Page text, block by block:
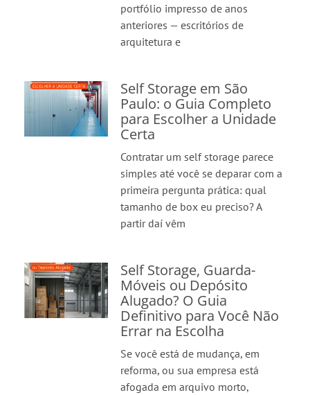
portfólio impresso de anos
anteriores — escritórios de
arquitetura e
Self Storage em São
Paulo: o Guia Completo
para Escolher a Unidade
Certa
Contratar um self storage parece
simples até você se deparar com a
primeira pergunta prática: qual
tamanho de box eu preciso? A
partir daí vêm
Self Storage, Guarda-
Móveis ou Depósito
Alugado? O Guia
Definitivo para Você Não
Errar na Escolha
Se você está de mudança, em
reforma, ou sua empresa está
afogada em arquivo morto,